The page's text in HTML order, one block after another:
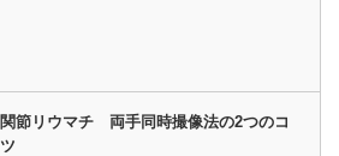
関節リウマチ 両手同時撮像法の2つのコ
ツ